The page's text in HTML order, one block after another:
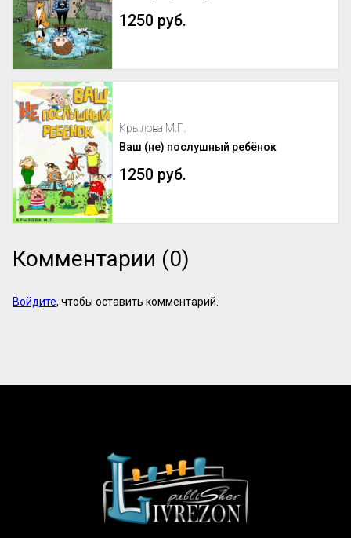
1250 руб.
Крылова М.Г.
Ваш (не) послушный ребёнок
1250 руб.
Комментарии (0)
Войдите, чтобы оставить комментарий.